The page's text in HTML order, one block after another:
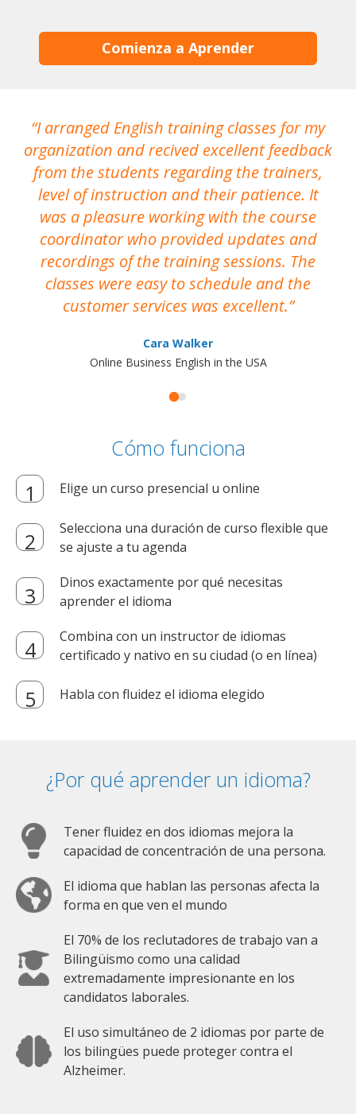
Comienza a Aprender
I arranged English training classes for my
organization and recived excellent feedback
from the students regarding the trainers,
level of instruction and their patience. It
was a pleasure working with the course
coordinator who provided updates and
recordings of the training sessions. The
classes were easy to schedule and the
customer services was excellent.
Cara Walker
Online Business English in the USA
Cómo funciona
Elige un curso presencial u online
Selecciona una duración de curso flexible que
se ajuste a tu agenda
Dinos exactamente por qué necesitas
aprender el idioma
Combina con un instructor de idiomas
certificado y nativo en su ciudad (o en línea)
Habla con fluidez el idioma elegido
¿Por qué aprender un idioma?
Tener fluidez en dos idiomas mejora la
capacidad de concentración de una persona.
El idioma que hablan las personas afecta la
forma en que ven el mundo
El 70% de los reclutadores de trabajo van a
Bilingüismo como una calidad
extremadamente impresionante en los
candidatos laborales.
El uso simultáneo de 2 idiomas por parte de
los bilingües puede proteger contra el
Alzheimer.